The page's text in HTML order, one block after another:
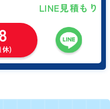
)
LINE見積もり